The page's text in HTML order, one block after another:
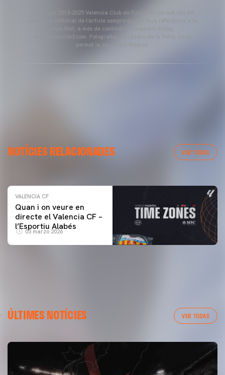
Copyright 2013-2025 Valencia Club de Futbol. Es permet l'ús del
contingut editorial de l'article sempre que es faça referència a la
seua font, a més de contindre el següent enllaç:
www.valenciacf.com. Fotografies de Lázaro de la Peña, no es
permet la seua reutilització.
NOTÍCIES RELACIONADES VER TODAS
ENTRENAMENT DEL VALENCIA CF 04/03/26
VALENCIA CF
Quan i on veure en
directe el Valencia CF –
l’Esportiu Alabés
03 marzo 2026
ÚLTIMES NOTÍCIES VER TODAS